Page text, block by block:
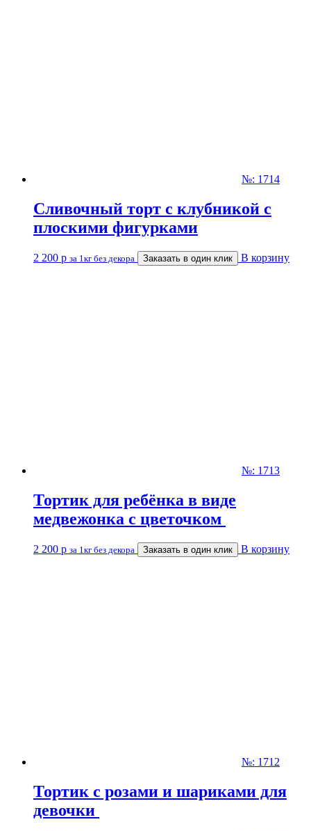
№: 1714
Сливочный торт с клубникой с
плоскими фигурками
2 200 р за 1кг без декора Заказать в один клик В корзину
№: 1713
Тортик для ребёнка в виде
медвежонка с цветочком
2 200 р за 1кг без декора Заказать в один клик В корзину
№: 1712
Тортик с розами и шариками для
девочки